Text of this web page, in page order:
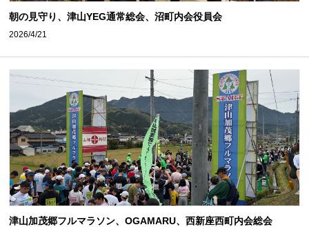
朝の見守り、津山YEG通常総会、沼町内会役員会
2026/4/21
津山加茂郷フルマラソン、OGAMARU、西新座西町内会総会